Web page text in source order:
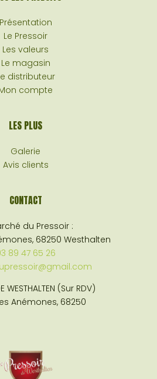
Présentation
Le Pressoir
Les valeurs
Le magasin
distributeur
compte
LES PLUS
Galerie
Avis clients
CONTACT
du Pressoir :
68250 Westhalten
89 47 65 26
WESTHALTEN (Sur RDV)
Anémones, 68250